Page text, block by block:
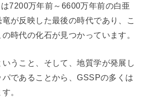
7200万年前～6600万年前の白亜
が反映した最後の時代であり、こ
時代の化石が見つかっています。
うこと、そして、地質学が発展し
であることから、GSSPの多くは
。